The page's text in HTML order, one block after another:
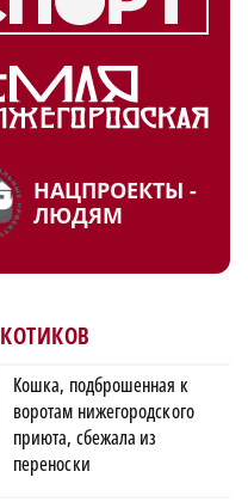
НАЦПРОЕКТЫ -
ЛЮДЯМ
Кошка, подброшенная к
воротам нижегородского
приюта, сбежала из
переноски